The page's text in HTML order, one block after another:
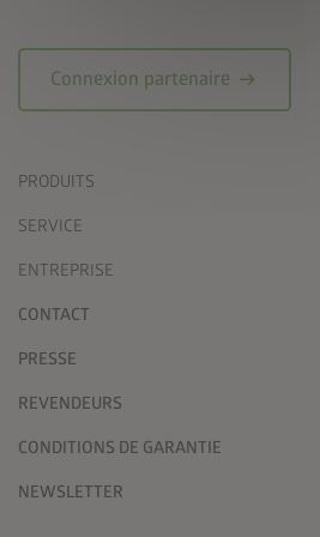
Connexion partenaire arrow_right_alt
PRODUITS
SERVICE
ENTREPRISE
CONTACT
PRESSE
REVENDEURS
CONDITIONS DE GARANTIE
NEWSLETTER